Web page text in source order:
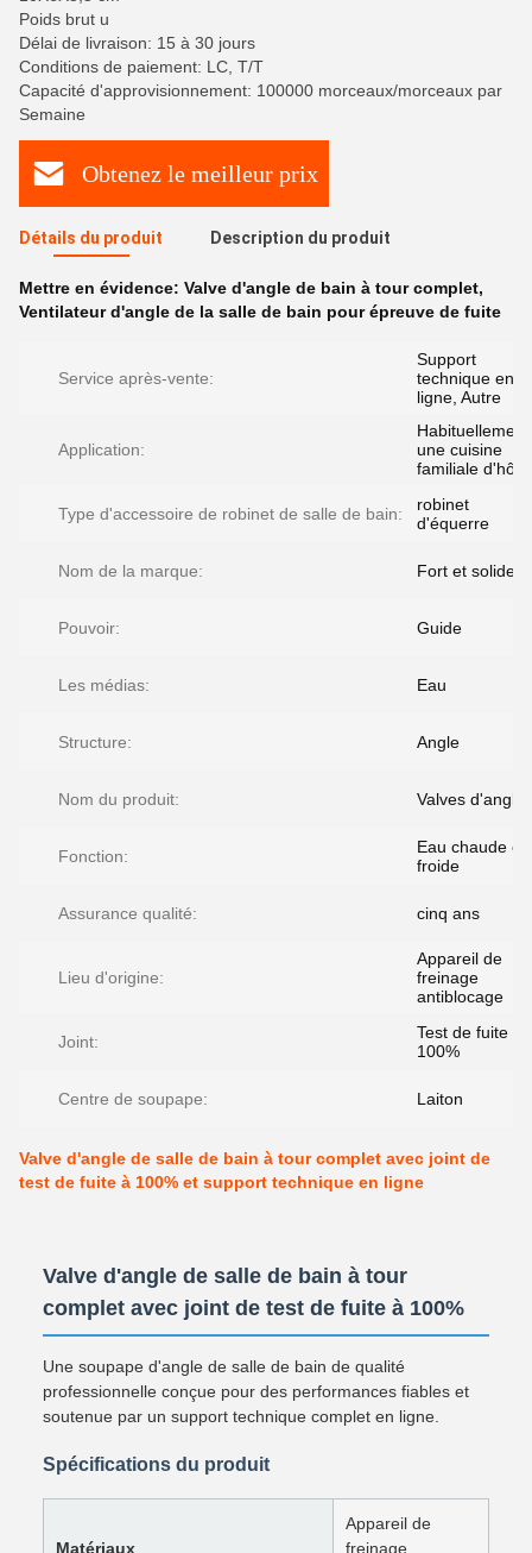
Poids brut u
Délai de livraison: 15 à 30 jours
Conditions de paiement: LC, T/T
Capacité d'approvisionnement: 100000 morceaux/morceaux par
Semaine
Obtenez le meilleur prix
Détails du produit Description du produit
Mettre en évidence: Valve d'angle de bain à tour complet,
Ventilateur d'angle de la salle de bain pour épreuve de fuite
Service après-vente:
Support
technique en
ligne, Autre
Application:
une cuisine
familiale d'hôtel
Type d'accessoire de robinet de salle de bain:
robinet
d'équerre
Nom de la marque: Fort et solide
Pouvoir: Guide
Les médias: Eau
Structure: Angle
Nom du produit: Valves d'angle
Fonction:
Eau chaude et
froide
Assurance qualité: cinq ans
Lieu d'origine:
Appareil de
freinage
antiblocage
Joint:
Test de fuite à
100%
Centre de soupape: Laiton
Valve d'angle de salle de bain à tour complet avec joint de
test de fuite à 100% et support technique en ligne
Valve d'angle de salle de bain à tour
complet avec joint de test de fuite à 100%
Une soupape d'angle de salle de bain de qualité
professionnelle conçue pour des performances fiables et
soutenue par un support technique complet en ligne.
Spécifications du produit
Matériaux
Appareil de
freinage